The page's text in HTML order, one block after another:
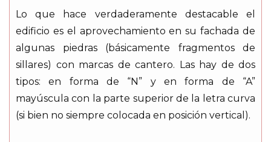
Lo que hace verdaderamente destacable el
edificio es el aprovechamiento en su fachada de
algunas piedras (básicamente fragmentos de
sillares) con marcas de cantero. Las hay de dos
tipos: en forma de “N” y en forma de “A”
mayúscula con la parte superior de la letra curva
(si bien no siempre colocada en posición vertical).